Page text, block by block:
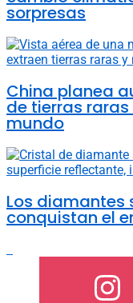
sorpresas
China planea
de tierras
mundo
Los diamantes
conquistan el